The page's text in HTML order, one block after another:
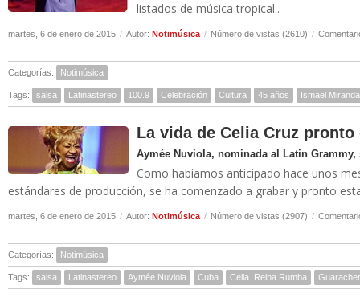
listados de música tropical..
martes, 6 de enero de 2015 / Autor: Notimúsica / Número de vistas (2610) /
Categorías: Notimúsica
Tags: salsa Latinastereo 100.9 Celebración Cultura 45 años Ismael
La vida de Celia Cruz pronto
Aymée Nuviola, nominada al Latin
Como habíamos anticipado hace unos
estándares de producción, se ha comenzado a grabar y pronto
martes, 6 de enero de 2015 / Autor: Notimúsica / Número de vistas (2907) /
Categorías: Notimúsica
Tags: salsa Latinastereo Aymée Nuviola Cuba Celia. Reina Rumba